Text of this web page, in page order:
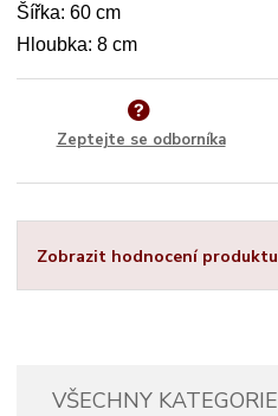
Šířka: 60 cm
Hloubka: 8 cm
Zeptejte se odborníka
Zobrazit hodnocení produktu
VŠECHNY KATEGORIE